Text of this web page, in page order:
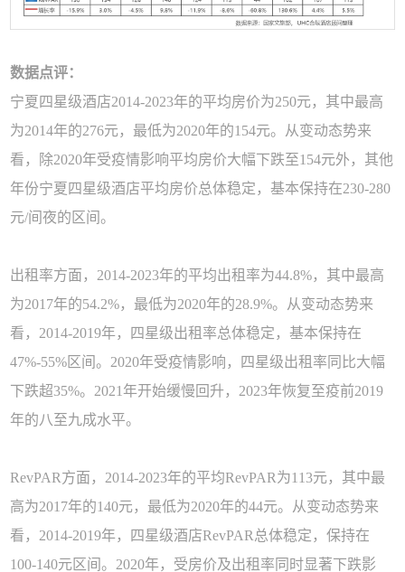
数据点评：
宁夏四星级酒店2014-2023年的平均房价为250元，其中最高
为2014年的276元，最低为2020年的154元。从变动态势来
看，除2020年受疫情影响平均房价大幅下跌至154元外，其他
年份宁夏四星级酒店平均房价总体稳定，基本保持在230-280
元/间夜的区间。
出租率方面，2014-2023年的平均出租率为44.8%，其中最高
为2017年的54.2%，最低为2020年的28.9%。从变动态势来
看，2014-2019年，四星级出租率总体稳定，基本保持在
47%-55%区间。2020年受疫情影响，四星级出租率同比大幅
下跌超35%。2021年开始缓慢回升，2023年恢复至疫前2019
年的八至九成水平。
RevPAR方面，2014-2023年的平均RevPAR为113元，其中最
高为2017年的140元，最低为2020年的44元。从变动态势来
看，2014-2019年，四星级酒店RevPAR总体稳定，保持在
100-140元区间。2020年，受房价及出租率同时显著下跌影